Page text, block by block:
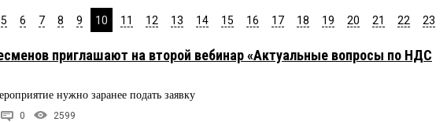
5 6 7 8 9 10 11 12 13 14 15 16 17 18 19 20 21 22 23
приглашают на второй вебинар «Актуальные вопросы по НДС
нужно заранее подать заявку
0 2599